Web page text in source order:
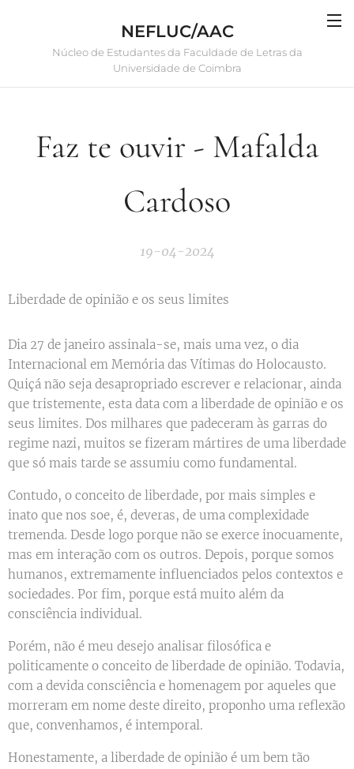
NEFLUC/AAC
Núcleo de Estudantes da Faculdade de Letras da
Universidade de Coimbra
Faz te ouvir - Mafalda
Cardoso
19-04-2024
Liberdade de opinião e os seus limites
Dia 27 de janeiro assinala-se, mais uma vez, o dia
Internacional em Memória das Vítimas do Holocausto.
Quiçá não seja desapropriado escrever e relacionar, ainda
que tristemente, esta data com a liberdade de opinião e os
seus limites. Dos milhares que padeceram às garras do
regime nazi, muitos se fizeram mártires de uma liberdade
que só mais tarde se assumiu como fundamental.
Contudo, o conceito de liberdade, por mais simples e
inato que nos soe, é, deveras, de uma complexidade
tremenda. Desde logo porque não se exerce inocuamente,
mas em interação com os outros. Depois, porque somos
humanos, extremamente influenciados pelos contextos e
sociedades. Por fim, porque está muito além da
consciência individual.
Porém, não é meu desejo analisar filosófica e
politicamente o conceito de liberdade de opinião. Todavia,
com a devida consciência e homenagem por aqueles que
morreram em nome deste direito, proponho uma reflexão
que, convenhamos, é intemporal.
Honestamente, a liberdade de opinião é um bem tão